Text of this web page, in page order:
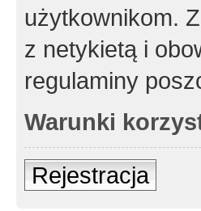
użytkownikom.
z netykietą i
regulaminy
Warunki
Rejestracja